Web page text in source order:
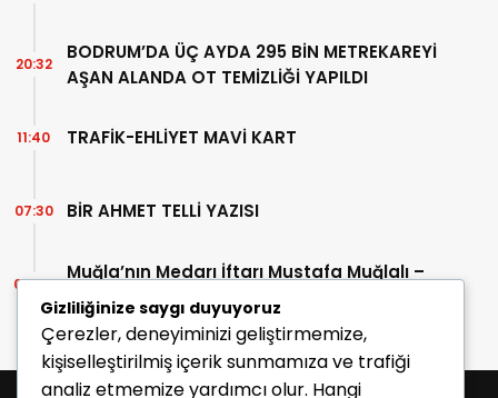
BODRUM’DA ÜÇ AYDA 295 BİN METREKAREYİ
AŞAN ALANDA OT TEMİZLİĞİ YAPILDI
20:32
TRAFİK-EHLİYET MAVİ KART
11:40
BİR AHMET TELLİ YAZISI
07:30
Muğla’nın Medarı İftarı Mustafa Muğlalı –
İçinde “Milas” geçen kitaplar (40/2)
06:45
Gizliliğinize saygı duyuyoruz
Çerezler, deneyiminizi geliştirmemize,
kişiselleştirilmiş içerik sunmamıza ve trafiği
analiz etmemize yardımcı olur. Hangi